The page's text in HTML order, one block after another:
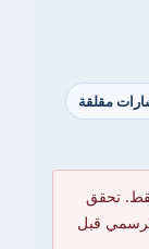
مقلقة
تحقق
قبل